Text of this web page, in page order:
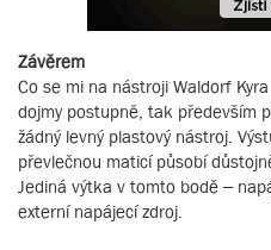
Závěrem
Co se mi na nástroji Waldorf
dojmy postupně, tak především
žádný levný plastový nástroj.
převlečnou maticí působí
Jediná výtka v tomto bodě –
externí napájecí zdroj.